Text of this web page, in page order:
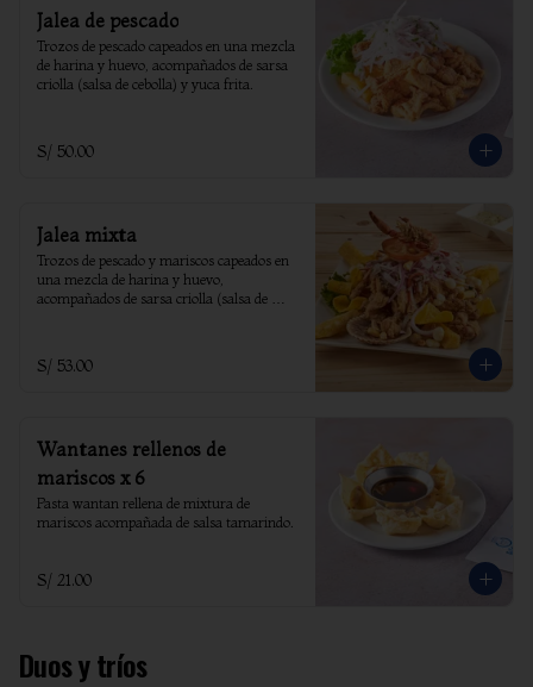
Jalea de pescado
Trozos de pescado capeados en una mezcla
de harina y huevo, acompañados de sarsa
criolla (salsa de cebolla) y yuca frita.
S/ 50.00
Jalea mixta
Trozos de pescado y mariscos capeados en
una mezcla de harina y huevo,
acompañados de sarsa criolla (salsa de
S/ 53.00
Wantanes rellenos de
mariscos x 6
Pasta wantan rellena de mixtura de
mariscos acompañada de salsa tamarindo.
S/ 21.00
Duos y tríos